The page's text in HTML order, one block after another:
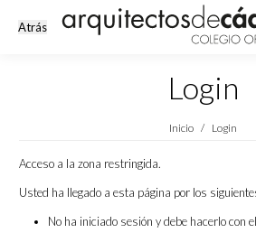
Login
Estás aquí:
Inicio Login
Acceso a la zona restringida.
Usted ha llegado a esta página por los
No ha iniciado sesión y debe hacerlo con